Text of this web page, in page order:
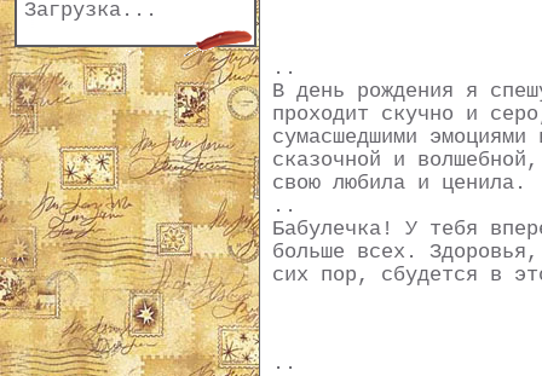
Загрузка...
..
В день рождения я
проходит скучно и
сумасшедшими
сказочной и
свою любила и ценила.
..
Бабулечка! У тебя
больше всех.
сих пор, сбудется в
..